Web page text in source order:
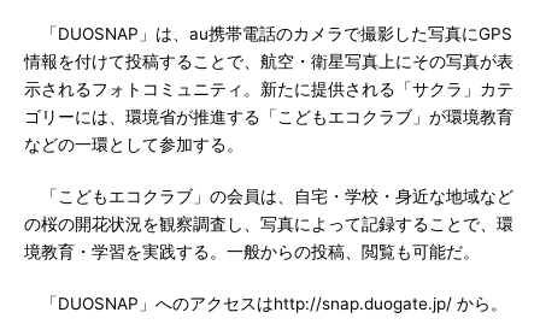
「DUOSNAP」は、au携帯電話のカメラで撮影した写真にGPS
情報を付けて投稿することで、航空・衛星写真上にその写真が表
示されるフォトコミュニティ。新たに提供される「サクラ」カテ
ゴリーには、環境省が推進する「こどもエコクラブ」が環境教育
などの一環として参加する。
「こどもエコクラブ」の会員は、自宅・学校・身近な地域など
の桜の開花状況を観察調査し、写真によって記録することで、環
境教育・学習を実践する。一般からの投稿、閲覧も可能だ。
「DUOSNAP」へのアクセスはhttp://snap.duogate.jp/ から。